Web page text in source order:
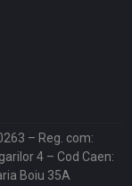
– Reg. com:
4 – Cod Caen:
Boiu 35A